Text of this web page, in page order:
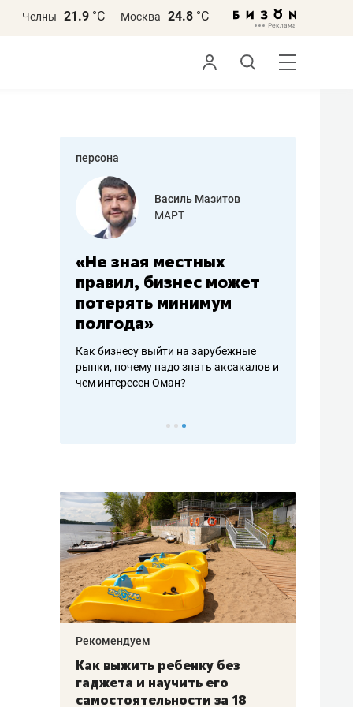
Челны 21.9 °С Москва 24.8 °С
персона
Василь Мазитов
МАРТ
«Не зная местных
правил, бизнес может
потерять минимум
полгода»
Как бизнесу выйти на зарубежные
рынки, почему надо знать аксакалов и
чем интересен Оман?
Рекомендуем
Как выжить ребенку без
гаджета и научить его
самостоятельности за 18